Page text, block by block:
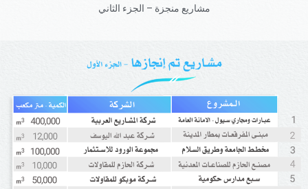
مشاريع منجزة – الجزء الثاني